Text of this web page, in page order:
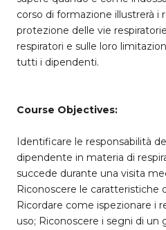
corso di formazione illustrerà i
protezione delle vie
respiratori e sulle loro
tutti i dipendenti.
Course Objectives:
Identificare le responsabilità
dipendente in materia di
succede durante una visita
Riconoscere le caratteristiche
Ricordare come ispezionare i
uso; Riconoscere i segni di un